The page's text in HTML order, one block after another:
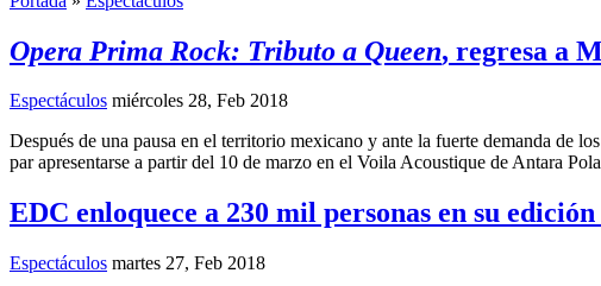
Opera Prima Rock: Tributo a Queen, regresa a
Espectáculos miércoles 28, Feb 2018
Después de una pausa en el territorio mexicano y ante la fuerte demanda de
par apresentarse a partir del 10 de marzo en el Voila Acoustique de Antara
EDC enloquece a 230 mil personas en su edición
Espectáculos martes 27, Feb 2018